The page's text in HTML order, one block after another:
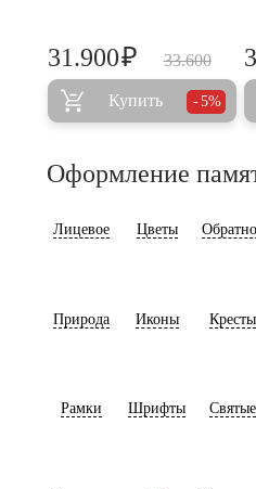
33.600
31.900₽
Купить 5%
Оформление
Лицевое Цветы
Природа Иконы Кресты
Рамки Шрифты Святые